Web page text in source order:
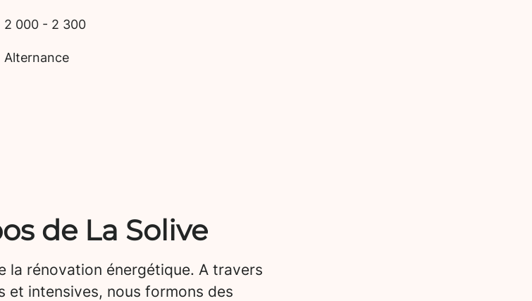
2 000 - 2 300
Alternance
de La Solive
la rénovation énergétique. A travers
et intensives, nous formons des